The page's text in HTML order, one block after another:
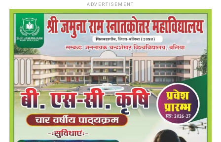
ADVERTISEMENT